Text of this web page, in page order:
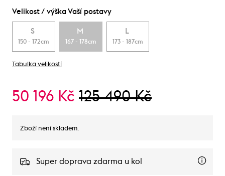
Velikost / výška Vaší postavy
S
150 - 172cm
M
167 - 178cm
L
173 - 187cm
Tabulka velikostí
50 196 Kč 125 490 Kč
Zboží není skladem.
Super doprava zdarma u kol